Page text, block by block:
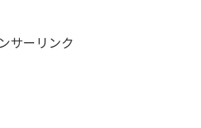
サーリンク